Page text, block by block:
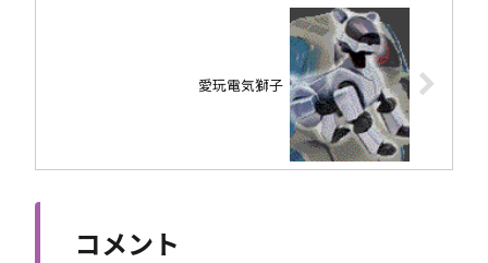
愛玩電気獅子
コメント